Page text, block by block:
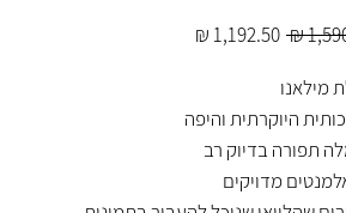
מחיר
מילאנו
היוקרתית והיפה
תפורה בדיוק רב
מדויקים